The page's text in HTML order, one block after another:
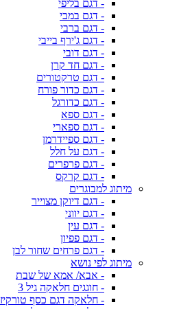
- דגם בליפי
- דגם במבי
- דגם ברבי
- דגם ג'ירף בייבי
- דגם דובי
- דגם חד קרן
- דגם טרקטורים
- דגם כדור פורח
- דגם כדורגל
- דגם ספא
- דגם ספארי
- דגם ספיידרמן
- דגם על חלל
- דגם פרפרים
- דגם קרקס
מיתוג למבוגרים
- דגם דיוקן מצוייר
- דגם יווני
- דגם עין
- דגם פפיון
- דגם פרחים שחור לבן
מיתוג לפי נושא
- אבא/ אמא של שבת
- חוגגים חלאקה גיל 3
- חלאקה דגם כסף טורקיז